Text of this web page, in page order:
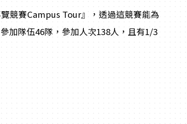
競賽Campus Tour』，透過這競賽能為
加隊伍46隊，參加人次138人，且有1/3